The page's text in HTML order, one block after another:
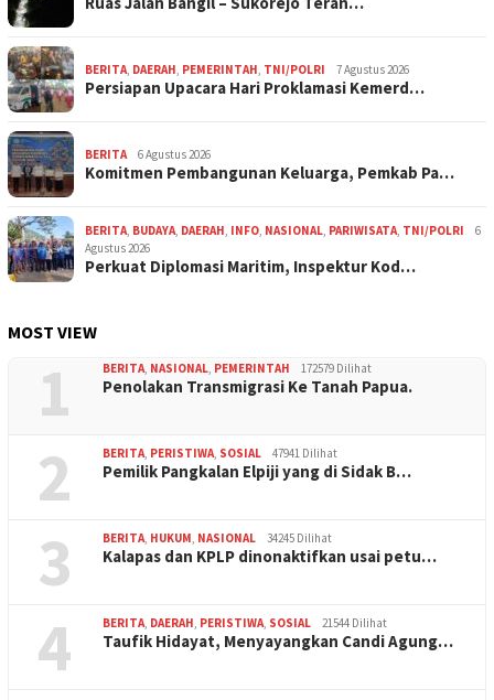
BERITA, DAERAH, PEMERINTAH, TNI/POLRI 7 Agustus 2026
Persiapan Upacara Hari Proklamasi Kemerd…
BERITA 6 Agustus 2026
Komitmen Pembangunan Keluarga, Pemkab Pa…
BERITA, BUDAYA, DAERAH, INFO, NASIONAL, PARIWISATA, TNI/POLRI
6
Agustus 2026
Perkuat Diplomasi Maritim, Inspektur Kod…
MOST VIEW
1 BERITA, NASIONAL, PEMERINTAH 172579 Dilihat
Penolakan Transmigrasi Ke Tanah Papua.
2 BERITA, PERISTIWA, SOSIAL 47941 Dilihat
Pemilik Pangkalan Elpiji yang di Sidak B…
3 BERITA, HUKUM, NASIONAL 34245 Dilihat
Kalapas dan KPLP dinonaktifkan usai petu…
4 BERITA, DAERAH, PERISTIWA, SOSIAL 21544 Dilihat
Taufik Hidayat, Menyayangkan Candi Agung…